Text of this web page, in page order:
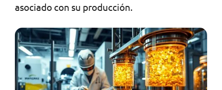
asociado con su producción.